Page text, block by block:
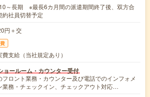
～長期 ※最長6カ月間の派遣期間終了後、双方合
約社員切替予定
円＋交
支給（当社規定あり）
ョールーム・カウンター受付
フロント業務・カウンター及び電話でのインフォメ
業務・チェックイン、チェックアウト対応…